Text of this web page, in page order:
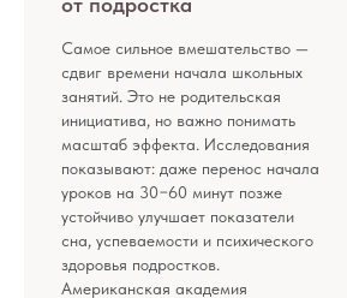
Самое сильное вмешательство —
сдвиг времени начала школьных
занятий. Это не родительская
инициатива, но важно понимать
масштаб эффекта. Исследования
показывают: даже перенос начала
уроков на 30−60 минут позже
устойчиво улучшает показатели
сна, успеваемости и психического
здоровья подростков.
Американская академия
портала o-sne.online возможно только
и с обязательным указанием гиперссылки
Материалы, представленные на этом сайте, носят
исключительно информационно-образовательный
характер и не применимы к детям, имеющим
проблемы с развитием или здоровьем. А также
не могут рассматриваться как медицинские
рекомендации по диагностике и лечению. Все
публикации, видео, советы и консультации
не являются медицинскими, не могут отменить или
заменить назначений врача и применимы к детям,
признанным наблюдающими их врачами
здоровыми.
Портал o-sne.online не несёт ответственности